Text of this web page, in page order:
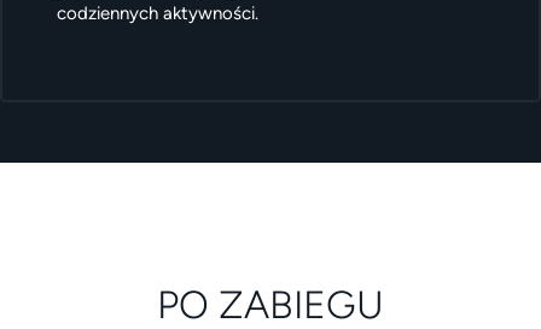
codziennych aktywności.
PO ZABIEGU